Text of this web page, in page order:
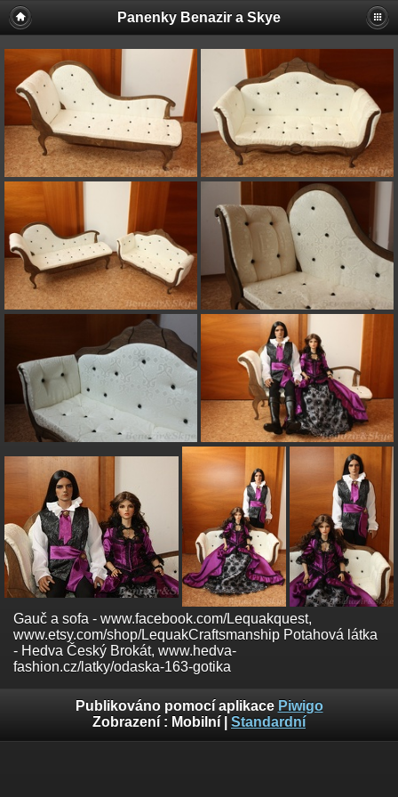
Panenky Benazir a Skye
Gauč a sofa - www.facebook.com/Lequakquest,
www.etsy.com/shop/LequakCraftsmanship Potahová látka
- Hedva Český Brokát, www.hedva-
fashion.cz/latky/odaska-163-gotika
Publikováno pomocí aplikace Piwigo
Zobrazení : Mobilní Standardní